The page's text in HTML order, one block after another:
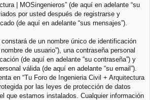
| MOSingenieros” (de aquí en adelante “su
por usted después de registrarse y
(de aquí en adelante “sus mensajes”).
de un nombre único de identificación
de usuario”), una contraseña personal
(de aquí en adelante “su contraseña”) y
válida (de aquí en adelante “su email”).
en “Tu Foro de Ingenieria Civil + Arquitectura
por las leyes de protección de datos
que estamos instalados. Cualquier información